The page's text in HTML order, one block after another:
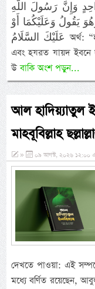
وَإِنَّ رَسُولَ اللَّهِ
يَقُولُ وَعَلَيْكُمَا أَوْ
عَلَيْكَ السَّلَامُ অর্থ: “হযরত খুবাইব রদ্বিয়াল্লাহু তা‘য়ালা আনহু উনাকে
এবং হযরত যায়দ ইবনে
উবাকি অংশ পড়ুন...
আল হাদিয়্যাতুল
মাহবূবিল্লাহ
» ০৯ আগস্ট, ২০২৬ ১২:০০
দেখতে পাওয়া: এই
মধ্যে বর্ণিত রয়েছেন,